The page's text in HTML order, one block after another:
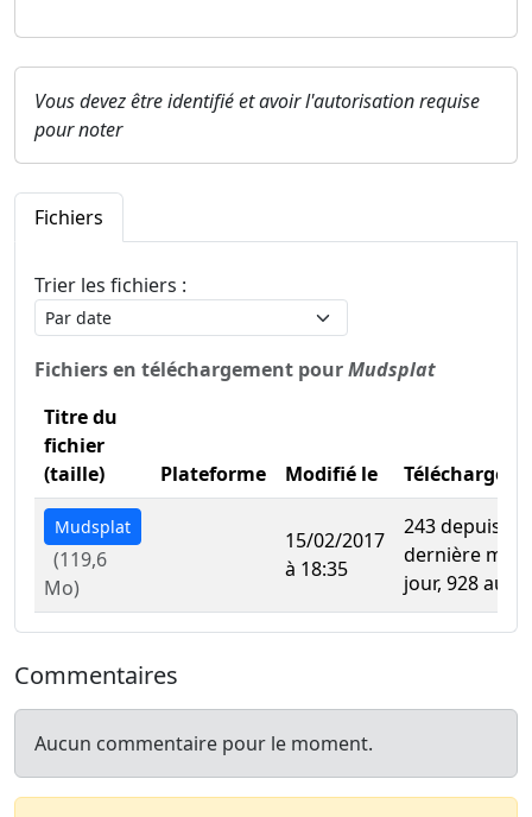
Vous devez être identifié et avoir l'autorisation requise
pour noter
Fichiers
Trier les fichiers :
Fichiers en téléchargement pourMudsplat
Titre du
fichier
(taille)
Plateforme Modifié le
Mudsplat
(119,6
Mo)
15/02/2017
à 18:35
243 depuis la
dernière mise
jour, 928 au
Commentaires
Aucun commentaire pour le moment.